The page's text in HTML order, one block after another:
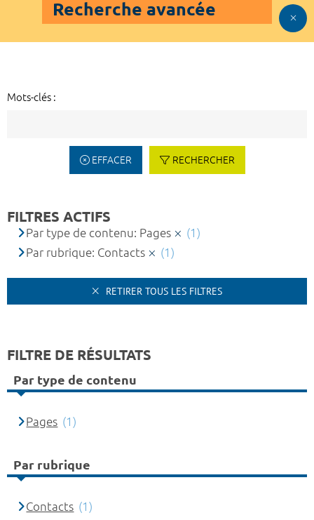
Recherche avancée
Mots-clés :
EFFACER RECHERCHER
FILTRES ACTIFS
Par type de contenu: Pages
(1)
Par rubrique: Contacts
(1)
RETIRER TOUS LES FILTRES
FILTRE DE RÉSULTATS
Par type de contenu
Pages (1)
Par rubrique
Contacts (1)